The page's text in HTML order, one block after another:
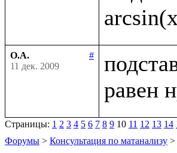
О.А.
#
11 дек. 2009
Страницы: 1 2 3 4 5 6 7 8 9 10 11 12 13 14
Форумы > Консультация по матанализу >